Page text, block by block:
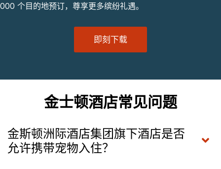
000 个目的地预订，尊享更多缤纷礼遇。
即刻下载
金士顿酒店常见问题
金斯顿洲际酒店集团旗下酒店是否
允许携带宠物入住？